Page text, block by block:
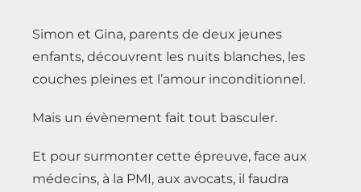
Simon et Gina, parents de deux jeunes
enfants, découvrent les nuits blanches, les
couches pleines et l’amour inconditionnel.
Mais un évènement fait tout basculer.
Et pour surmonter cette épreuve, face aux
médecins, à la PMI, aux avocats, il faudra